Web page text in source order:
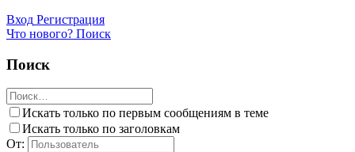
Вход Регистрация
Что нового? Поиск
Поиск
Искать только по первым сообщениям в теме
Искать только по заголовкам
От: